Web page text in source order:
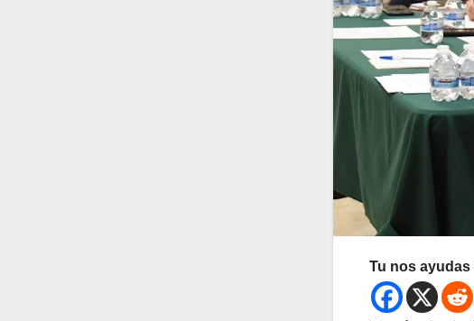
Tu nos